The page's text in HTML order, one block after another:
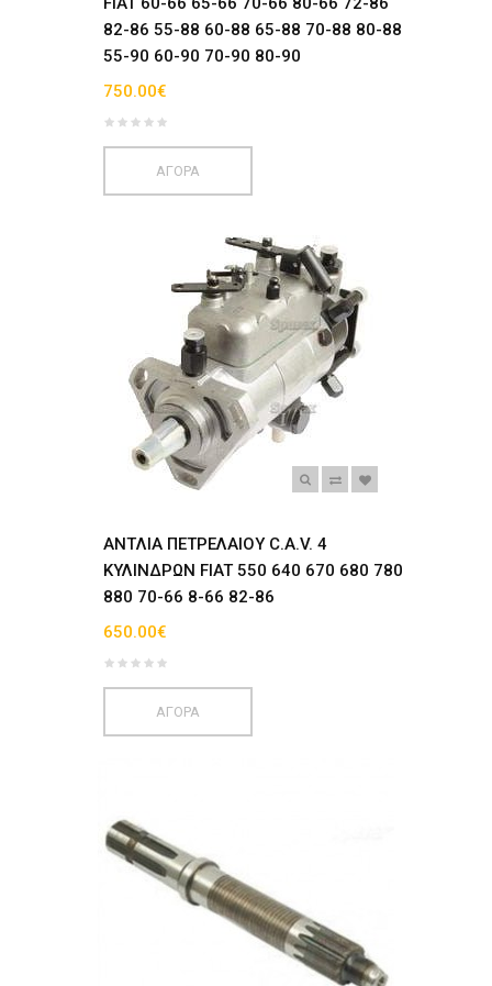
82-86 55-88 60-88 65-88 70-88 80-88
55-90 60-90 70-90 80-90
750.00€
ΑΓΟΡΑ
ANTΛΙΑ ΠΕΤΡΕΛΑΙΟΥ C.A.V. 4
ΚΥΛΙΝΔΡΩΝ FIAT 550 640 670 680 780
880 70-66 8-66 82-86
650.00€
ΑΓΟΡΑ